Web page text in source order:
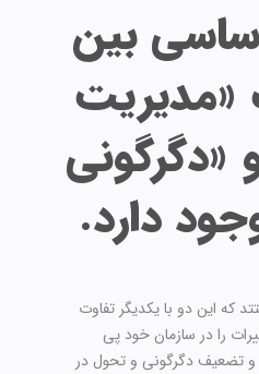
بین
«مدیریت
«دگرگونی
دارد.
که این دو با یکدیگر تفاوت
را در سازمان خود پی
و تضعیف دگرگونی و تحول در